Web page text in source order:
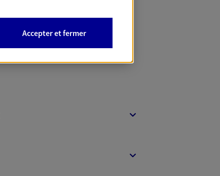
Accepter et fermer